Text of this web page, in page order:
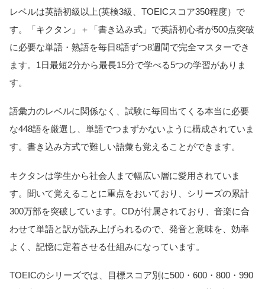
レベルは英語初級以上(英検3級、TOEICスコア350程度）で
す。「キクタン」＋「書き込み式」で英語初心者が500点突破
に必要な単語・熟語を毎日8語ずつ8週間で完全マスターでき
ます。1日最短2分から最長15分で学べる5つの学習がありま
す。
語彙力のレベルに関係なく、試験に毎回出てくる本当に必要
な448語を厳選し、単語でつまずかないように構成されていま
す。書き込み方式で難しい語彙も覚えることができます。
キクタンは学生から社会人まで幅広い層に愛用されていま
す。聞いて覚えることに重点をおいており、シリーズの累計
300万部を突破しています。CDが付属されており、音楽に合
わせて単語と訳が読み上げられるので、発音と意味を、効率
よく、記憶に定着させる仕組みになっています。
TOEICのシリーズでは、目標スコア別に500・600・800・990
当サイトとは カテゴリ シェア PAGE TOP